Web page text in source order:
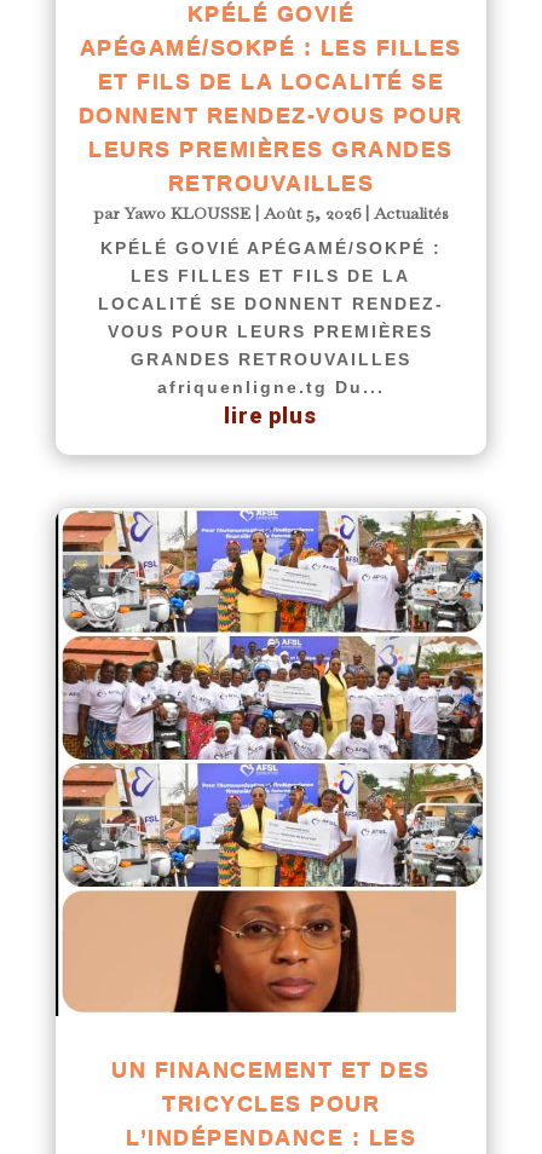
KPÉLÉ GOVIÉ
APÉGAMÉ/SOKPÉ : LES FILLES
ET FILS DE LA LOCALITÉ SE
DONNENT RENDEZ-VOUS POUR
LEURS PREMIÈRES GRANDES
RETROUVAILLES
parYawo KLOUSSE|Août 5, 2026|Actualités
KPÉLÉ GOVIÉ APÉGAMÉ/SOKPÉ :
LES FILLES ET FILS DE LA
LOCALITÉ SE DONNENT RENDEZ-
VOUS POUR LEURS PREMIÈRES
GRANDES RETROUVAILLES
afriquenligne.tg Du...
lire plus
UN FINANCEMENT ET DES
TRICYCLES POUR
L’INDÉPENDANCE : LES